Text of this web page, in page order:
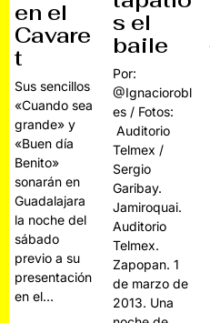
en el
Cavare
t
Sus sencillos
«Cuando sea
grande» y
«Buen día
Benito»
sonarán en
Guadalajara
la noche del
sábado
previo a su
presentación
en el…
s el
baile
Por:
@Ignaciorobl
es / Fotos:
Auditorio
Telmex /
Sergio
Garibay.
Jamiroquai.
Auditorio
Telmex.
Zapopan. 1
de marzo de
2013. Una